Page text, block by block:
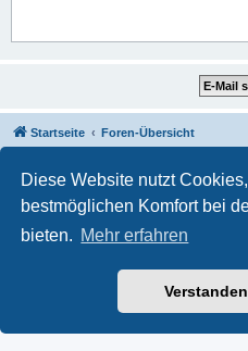
Diese Website nutzt
bestmöglichen Komfort bei
bieten. Mehr erfahren
Startseite Foren-Übersicht
Powered by phpBB
®
Deutsche
Datenschutz|